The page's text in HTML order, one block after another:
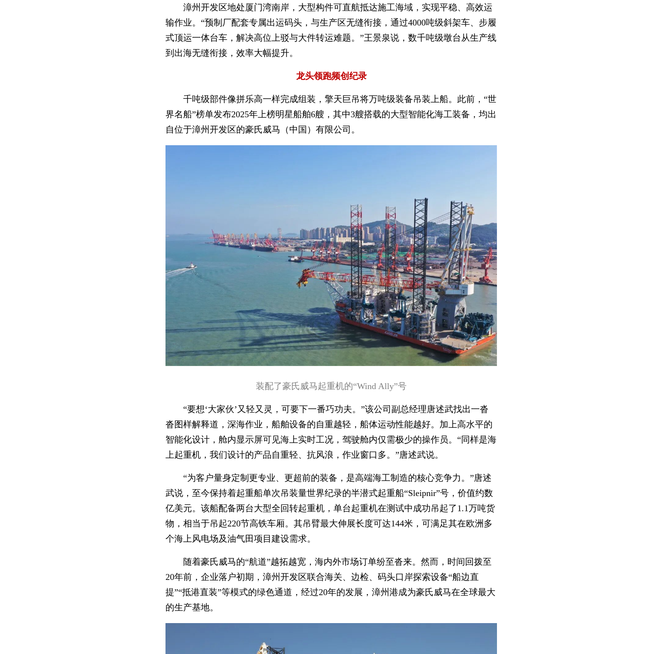
漳州开发区地处厦门湾南岸，大型构件可直航抵达施工海域，实现平稳、高效运
输作业。“预制厂配套专属出运码头，与生产区无缝衔接，通过4000吨级斜架车、步履
式顶运一体台车，解决高位上驳与大件转运难题。”王景泉说，数千吨级墩台从生产线
到出海无缝衔接，效率大幅提升。
龙头领跑频创纪录
千吨级部件像拼乐高一样完成组装，擎天巨吊将万吨级装备吊装上船。此前，“世
界名船”榜单发布2025年上榜明星船舶6艘，其中3艘搭载的大型智能化海工装备，均出
自位于漳州开发区的豪氏威马（中国）有限公司。
装配了豪氏威马起重机的“Wind Ally”号
“要想‘大家伙’又轻又灵，可要下一番巧功夫。”该公司副总经理唐述武找出一沓
沓图样解释道，深海作业，船舶设备的自重越轻，船体运动性能越好。加上高水平的
智能化设计，舱内显示屏可见海上实时工况，驾驶舱内仅需极少的操作员。“同样是海
上起重机，我们设计的产品自重轻、抗风浪，作业窗口多。”唐述武说。
“为客户量身定制更专业、更超前的装备，是高端海工制造的核心竞争力。”唐述
武说，至今保持着起重船单次吊装量世界纪录的半潜式起重船“Sleipnir”号，价值约数
亿美元。该船配备两台大型全回转起重机 ，单台起重机在测试中成功吊起了1.1万吨货
物，相当于吊起220节高铁车厢。其吊臂最大伸展长度可达144米，可满足其在欧洲多
个海上风电场及油气田项目建设需求。
随着豪氏威马的“航道”越拓越宽，海内外市场订单纷至沓来。然而，时间回拨至
20年前，企业落户初期，漳州开发区联合海关、边检、码头口岸探索设备“船边直
提”“抵港直装”等模式的绿色通道，经过20年的发展，漳州港成为豪氏威马在全球最大
的生产基地。